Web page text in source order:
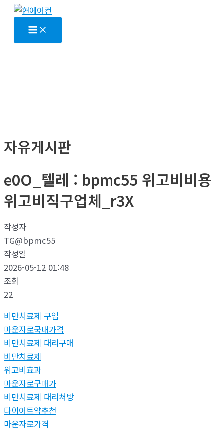
Main
Menu
자유게시판
e0O_텔레 : bpmc55 위고비비용
위고비직구업체_r3X
작성자
TG@bpmc55
작성일
2026-05-12 01:48
조회
22
비만치료제 구입
마운자로국내가격
비만치료제 대리구매
비만치료제
위고비효과
마운자로구매가
비만치료제 대리처방
다이어트약추천
마운자로가격